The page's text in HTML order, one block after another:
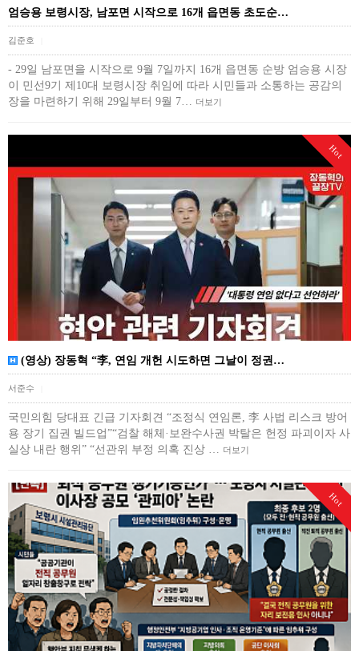
엄승용 보령시장, 남포면 시작으로 16개 읍면동 초도순…
김준호
- 29일 남포면을 시작으로 9월 7일까지 16개 읍면동 순방 엄승용 시장
이 민선9기 제10대 보령시장 취임에 따라 시민들과 소통하는 공감의
장을 마련하기 위해 29일부터 9월 7…
더보기
Hot
(영상) 장동혁 “李, 연임 개헌 시도하면 그날이 정권…
서준수
국민의힘 당대표 긴급 기자회견 “조정식 연임론, 李 사법 리스크 방어
용 장기 집권 빌드업”“검찰 해체·보완수사권 박탈은 헌정 파괴이자 사
실상 내란 행위” “선관위 부정 의혹 진상 …
더보기
Hot